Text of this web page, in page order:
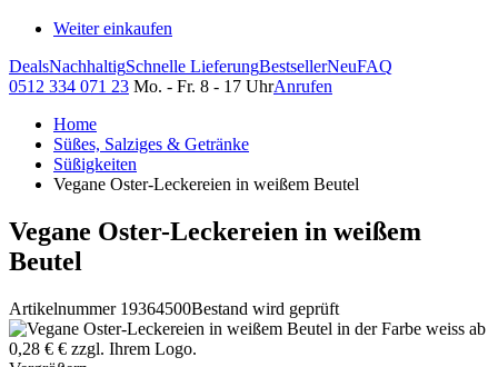
Weiter einkaufen
DealsNachhaltigSchnelle LieferungBestsellerNeuFAQ
0512 334 071 23 Mo. - Fr. 8 - 17 UhrAnrufen
Home
Süßes, Salziges & Getränke
Süßigkeiten
Vegane Oster-Leckereien in weißem Beutel
Vegane Oster-Leckereien in weißem
Beutel
Artikelnummer 19364500Bestand wird geprüft